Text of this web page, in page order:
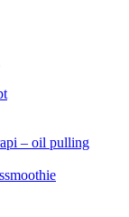
– oil pulling